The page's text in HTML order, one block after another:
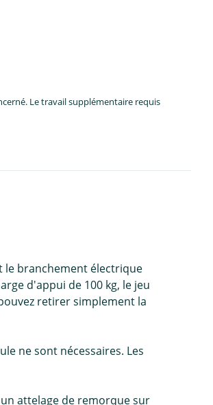
Le travail supplémentaire requis
le branchement électrique
d'appui de 100 kg, le jeu
retirer simplement la
ne sont nécessaires. Les
attelage de remorque sur